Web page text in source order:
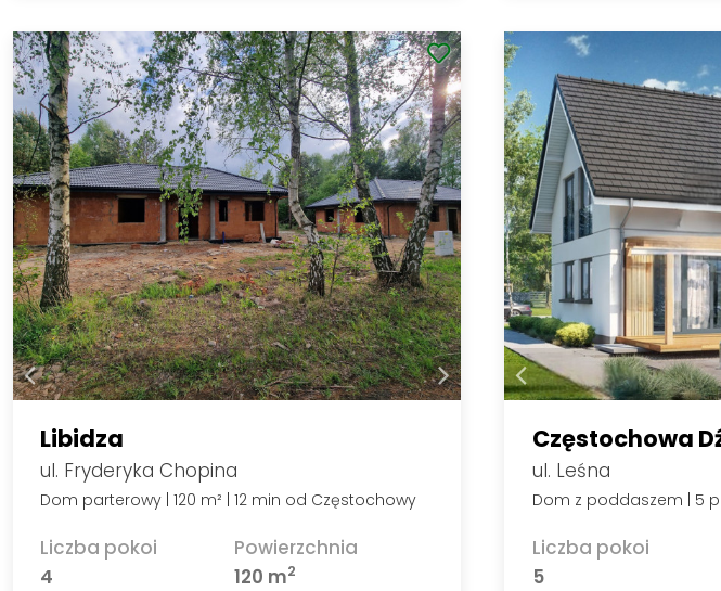
Libidza
ul. Fryderyka Chopina
Dom parterowy | 120 m² | 12 min od Częstochowy
Liczba pokoi
4
Powierzchnia
120 m2
Częstochowa
ul. Leśna
Dom z poddaszem | 5
Liczba pokoi
5